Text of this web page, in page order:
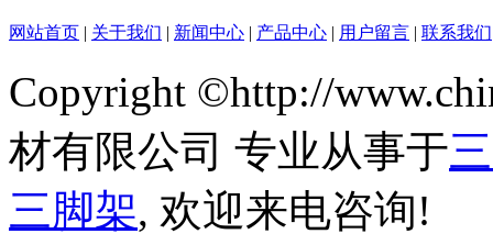
网站首页 关于我们 新闻中心 产品中心 用户留言 联系我们
Copyright ©http://
材有限公司 专业从事于
三脚架, 欢迎来电咨询!